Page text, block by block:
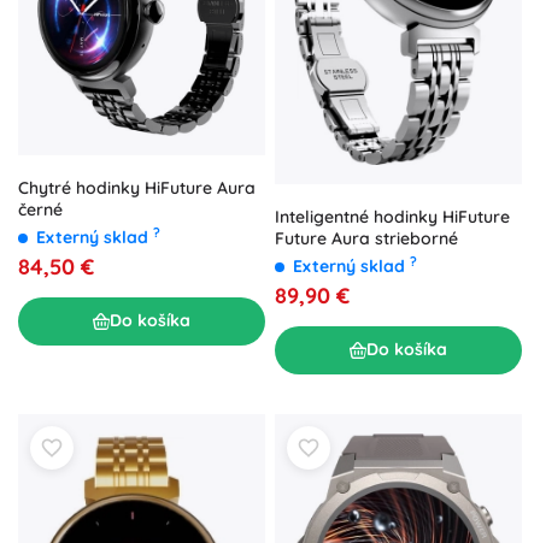
Chytré hodinky HiFuture Aura
černé
Externý sklad ?
84,50 €
Do košíka
Inteligentné hodinky HiFuture
Future Aura strieborné
Externý sklad ?
89,90 €
Do košíka